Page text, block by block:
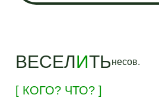
ВЕСЕЛИТЬнесов.
[ КОГО? ЧТО? ]